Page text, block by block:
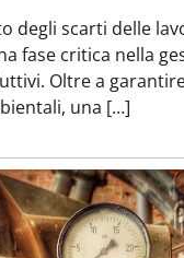
degli scarti delle
fase critica nella
Oltre a
una […]